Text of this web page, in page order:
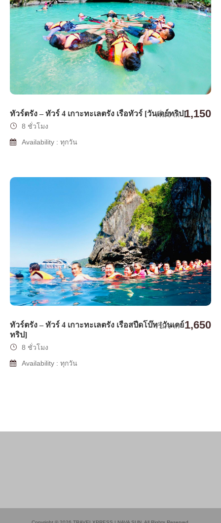
ทัวร์ตรัง – ทัวร์ 4 เกาะทะเลตรัง เรือทัวร์ [วันเดย์ทริป]
เริ่มจาก 1,150
8 ชั่วโมง
Availability : ทุกวัน
ทัวร์ตรัง – ทัวร์ 4 เกาะทะเลตรัง เรือสปีดโบ๊ท [วันเดย์
ทริป]
เริ่มจาก 1,650
8 ชั่วโมง
Availability : ทุกวัน